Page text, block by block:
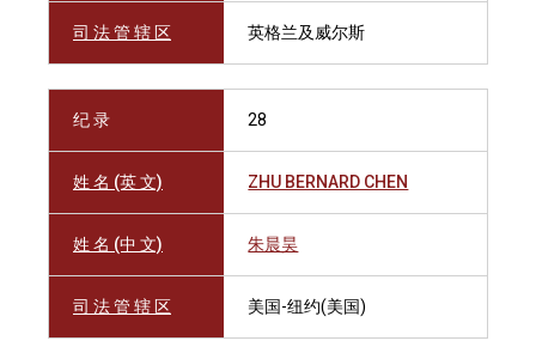
司 法 管 辖 区 英格兰及威尔斯
纪 录 28
姓 名 (英 文) ZHU BERNARD CHEN
姓 名 (中 文) 朱晨昊
司 法 管 辖 区 美国-纽约(美国)